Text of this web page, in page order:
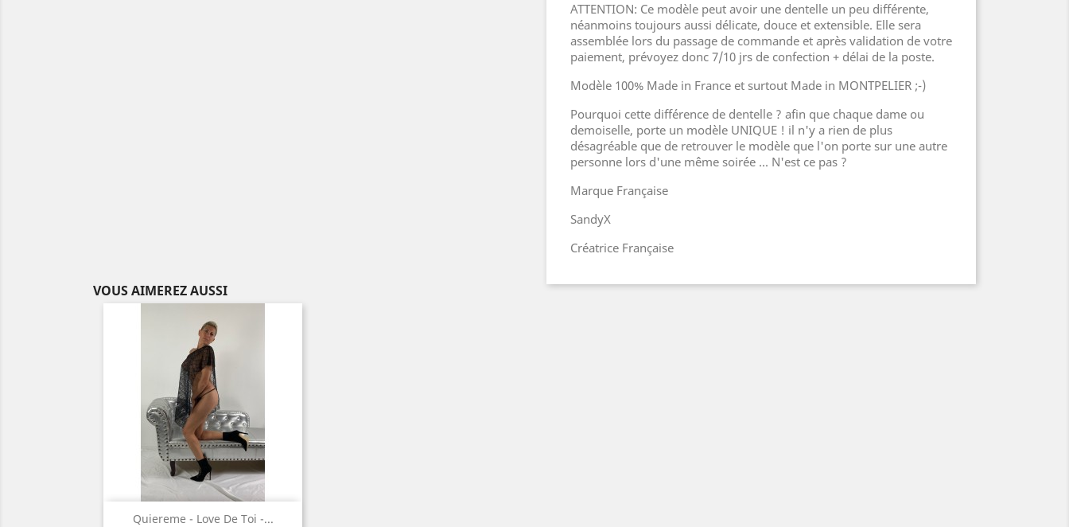
ATTENTION: Ce modèle peut avoir une dentelle un peu différente,
néanmoins toujours aussi délicate, douce et extensible. Elle sera
assemblée lors du passage de commande et après validation de votre
paiement, prévoyez donc 7/10 jrs de confection + délai de la poste.
Modèle 100% Made in France et surtout Made in MONTPELIER ;-)
Pourquoi cette différence de dentelle ? afin que chaque dame ou
demoiselle, porte un modèle UNIQUE ! il n'y a rien de plus
désagréable que de retrouver le modèle que l'on porte sur une autre
personne lors d'une même soirée ... N'est ce pas ?
Marque Française
SandyX
Créatrice Française
VOUS AIMEREZ AUSSI
Quiereme - Love De Toi -...
Aperçu rapide